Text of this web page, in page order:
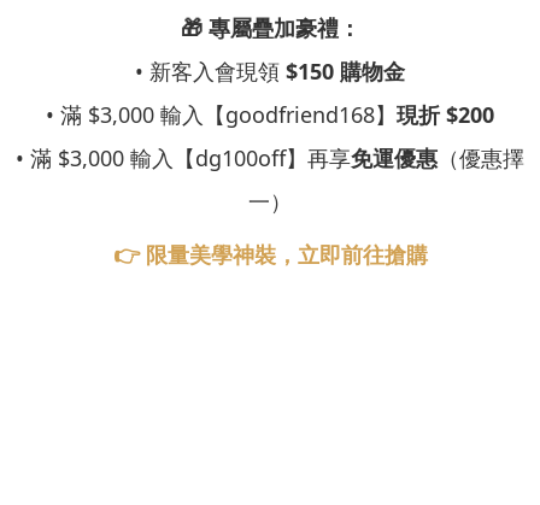
🎁 專屬疊加豪禮：
• 新客入會現領 $150 購物金
• 滿 $3,000 輸入【goodfriend168】 現折 $200
• 滿 $3,000 輸入【dg100off】再享免運優惠 （優惠擇
一）
👉 限量美學神裝，立即前往搶購